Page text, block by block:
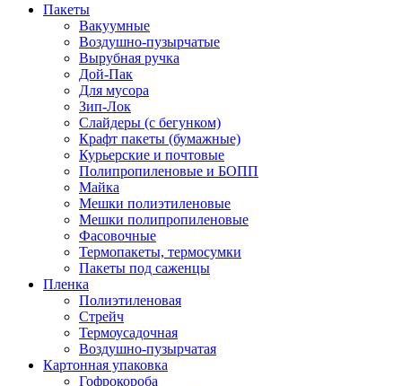
Пакеты
Вакуумные
Воздушно-пузырчатые
Вырубная ручка
Дой-Пак
Для мусора
Зип-Лок
Слайдеры (с бегунком)
Крафт пакеты (бумажные)
Курьерские и почтовые
Полипропиленовые и БОПП
Майка
Мешки полиэтиленовые
Мешки полипропиленовые
Фасовочные
Термопакеты, термосумки
Пакеты под саженцы
Пленка
Полиэтиленовая
Стрейч
Термоусадочная
Воздушно-пузырчатая
Картонная упаковка
Гофрокороба